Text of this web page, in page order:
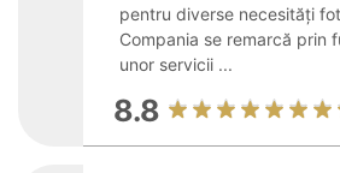
pentru diverse necesități
Compania se remarcă prin
unor servicii ...
8.8